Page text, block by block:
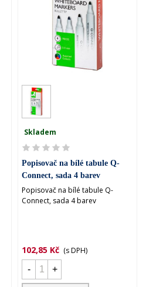
Skladem
Popisovač na bílé tabule Q-
Connect, sada 4 barev
Popisovač na bílé tabule Q-
Connect, sada 4 barev
102,85 Kč (s DPH)
-
+